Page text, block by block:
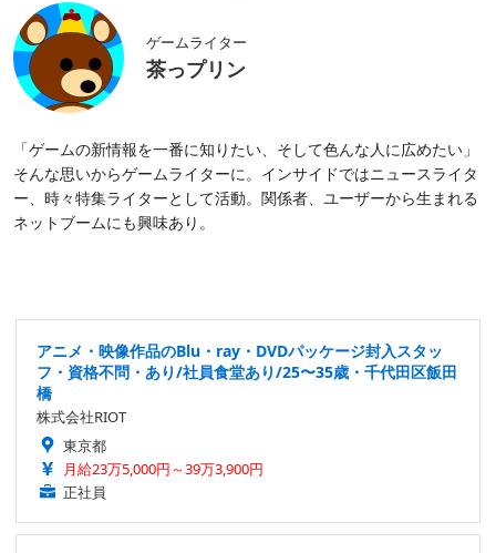
ゲームライター
茶っプリン
「ゲームの新情報を一番に知りたい、そして色んな人に広めたい」
そんな思いからゲームライターに。インサイドではニュースライタ
ー、時々特集ライターとして活動。関係者、ユーザーから生まれる
ネットブームにも興味あり。
アニメ・映像作品のBlu・ray・DVDパッケージ封入スタッ
フ・資格不問・あり/社員食堂あり/25〜35歳・千代田区飯田
橋
株式会社RIOT
東京都
月給23万5,000円～39万3,900円
正社員